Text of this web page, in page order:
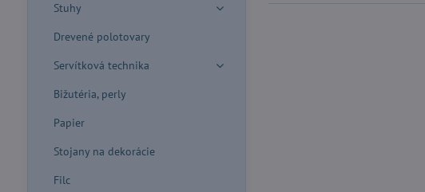
Stuhy
Drevené polotovary
Servítková technika
Bižutéria, perly
Papier
Stojany na dekorácie
Filc